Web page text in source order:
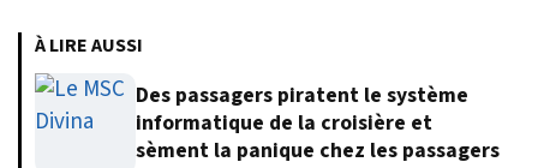
À LIRE AUSSI
Des passagers piratent le système
informatique de la croisière et
sèment la panique chez les passagers